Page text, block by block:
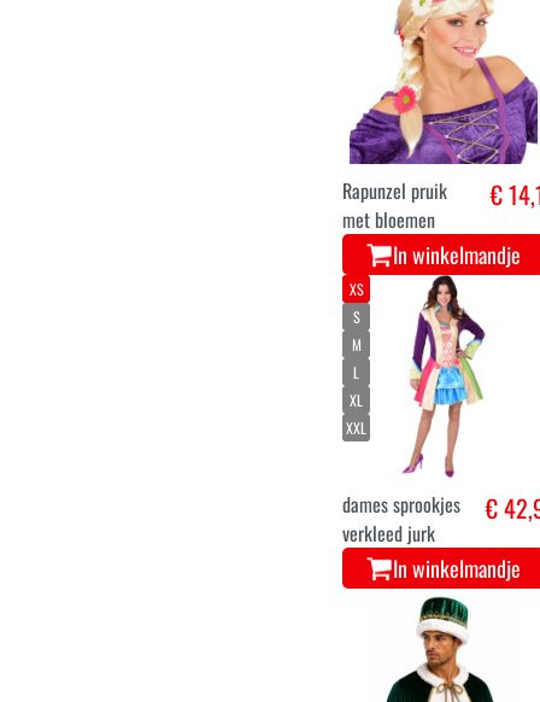
Rapunzel pruik
met bloemen
€
In winkelmandje
XS
S
M
L
XL
XXL
dames sprookjes
verkleed jurk
€
In winkelmandje